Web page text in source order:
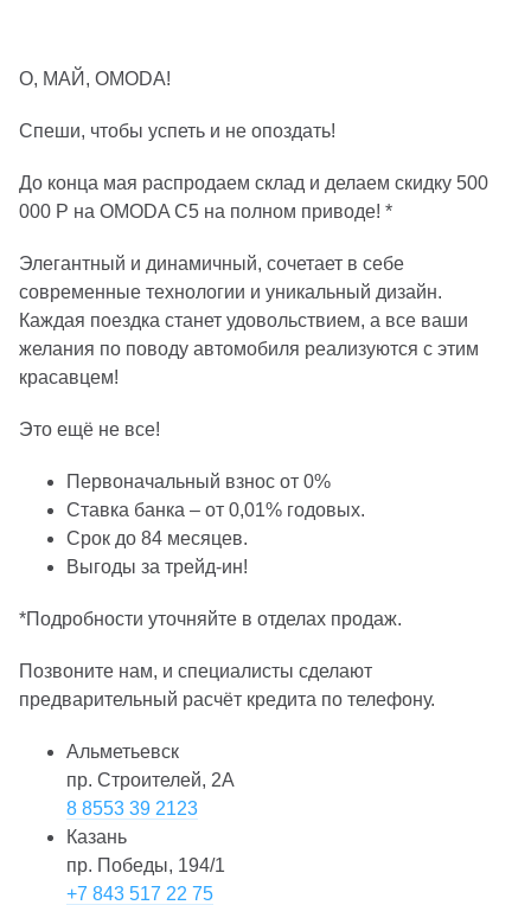
О, МАЙ, OMODA!
Спеши, чтобы успеть и не опоздать!
До конца мая распродаем склад и делаем скидку 500
000 Р на ОМОDA C5 на полном приводе! *
Элегантный и динамичный, сочетает в себе
современные технологии и уникальный дизайн.
Каждая поездка станет удовольствием, а все ваши
желания по поводу автомобиля реализуются с этим
красавцем!
Это ещё не все!
Первoначальный взнoс от 0%
Ставка банка – от 0,01% годовых.
Срок до 84 месяцев.
Выгоды за трейд-ин!
*Подробности уточняйте в отделах продаж.
Позвоните нам, и специалисты сделают
предварительный расчёт кредита по телефону.
Альметьевск
пр. Строителей, 2А
8 8553 39 2123
Казань
пр. Победы, 194/1
+7 843 517 22 75